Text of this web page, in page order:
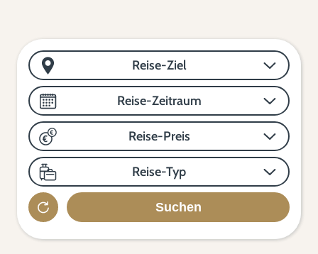
Reise-Ziel
Reise-Zeitraum
Reise-Preis
Reise-Typ
Suchen